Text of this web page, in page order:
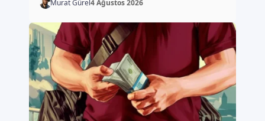
Murat Gürel4 Ağustos 2026